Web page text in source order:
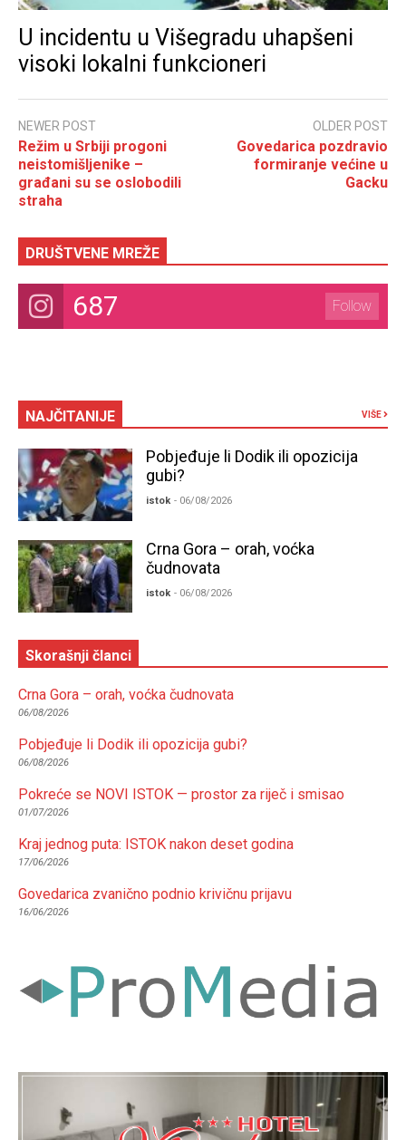
U incidentu u Višegradu uhapšeni
visoki lokalni funkcioneri
NEWER POST
Režim u Srbiji progoni
neistomišljenike –
građani su se oslobodili
straha
OLDER POST
Govedarica pozdravio
formiranje većine u
Gacku
DRUŠTVENE MREŽE
687 Follow
NAJČITANIJE VIŠE
Pobjeđuje li Dodik ili opozicija
gubi?
istok - 06/08/2026
Crna Gora – orah, voćka
čudnovata
istok - 06/08/2026
Skorašnji članci
Crna Gora – orah, voćka čudnovata
06/08/2026
Pobjeđuje li Dodik ili opozicija gubi?
06/08/2026
Pokreće se NOVI ISTOK — prostor za riječ i smisao
01/07/2026
Kraj jednog puta: ISTOK nakon deset godina
17/06/2026
Govedarica zvanično podnio krivičnu prijavu
16/06/2026